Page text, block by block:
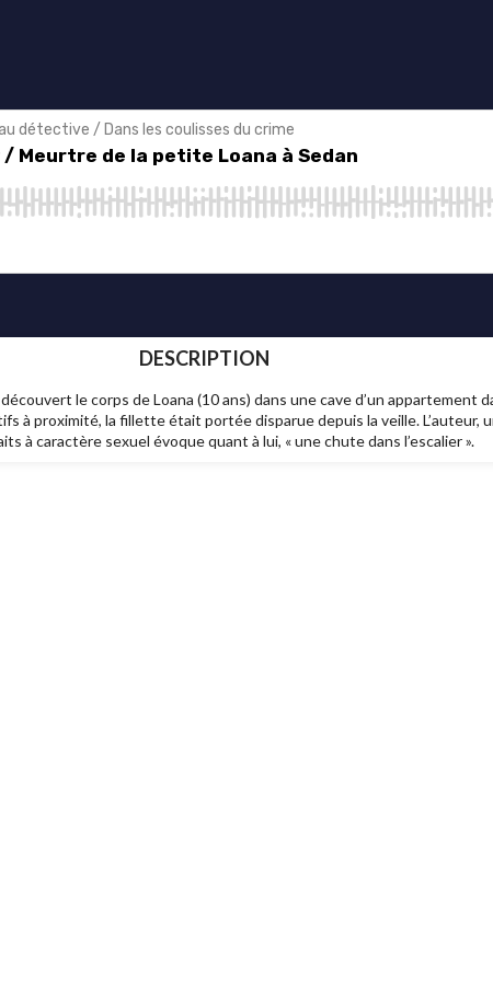
DESCRIPTION
le corps de Loana (10 ans) dans une cave d’un appartement
à proximité, la fillette était portée disparue depuis la veille. L’auteur,
à caractère sexuel évoque quant à lui, « une chute dans l’escalier ».